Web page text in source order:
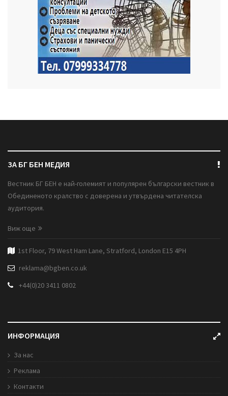
ЗА БГ БЕН МЕДИЯ
Вестник БГ БЕН е най-големият и популярен български вестник в
Обединеното кралство с доверена и утвърдена читателска
аудитория.
Виж още
1st Floor, 79 West Ham Lane, Stratford, London E15 4PH
reklama@bgben.co.uk
+44(0)20 3411 0802
ИНФОРМАЦИЯ
За нас
Реклама
Контакти